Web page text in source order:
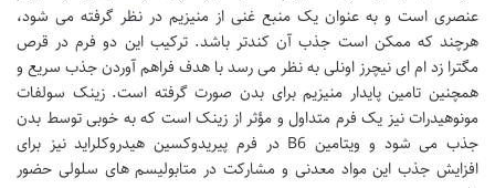
عنصری است و به عنوان یک منبع غنی از منیزیم در نظر گرفته می شود،
هرچند که ممکن است جذب آن کندتر باشد. ترکیب این دو فرم در قرص
مگترا زد ام ای نیچرز اونلی به نظر می رسد با هدف فراهم آوردن جذب سریع و
همچنین تامین پایدار منیزیم برای بدن صورت گرفته است. زینک سولفات
مونوهیدرات نیز یک فرم متداول و مؤثر از زینک است که به خوبی توسط بدن
جذب می شود و ویتامین B6 در فرم پیریدوکسین هیدروکلراید نیز برای
افزایش جذب این مواد معدنی و مشارکت در متابولیسم های سلولی حضور